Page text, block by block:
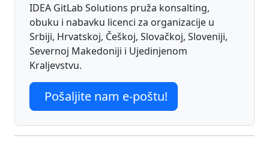
IDEA GitLab Solutions pruža konsalting,
obuku i nabavku licenci za organizacije u
Srbiji, Hrvatskoj, Češkoj, Slovačkoj, Sloveniji,
Severnoj Makedoniji i Ujedinjenom
Kraljevstvu.
Pošaljite nam e-poštu!